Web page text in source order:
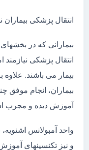
انتقال پزشکی بیماران
بیمارانی که در
انتقال پزشکی
بیمار می باشند. علاوه
بیماران، انجام موفق
آموزش دیده و مجرب
واحد آمبولانس
و نیز تکنسینهای